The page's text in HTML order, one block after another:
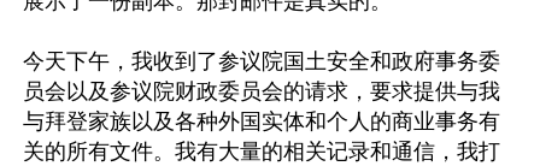
今天下午，我收到了参议院国土安全和政府事务委
员会以及参议院财政委员会的请求，要求提供与我
与拜登家族以及各种外国实体和个人的商业事务有
关的所有文件。我有大量的相关记录和通信，我打